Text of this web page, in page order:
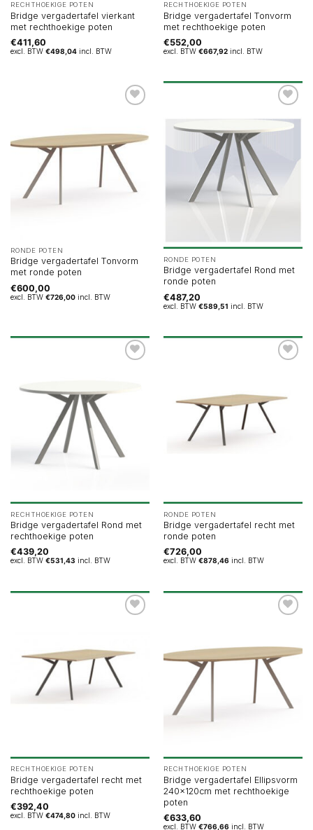
RECHTHOEKIGE POTEN
Bridge vergadertafel vierkant
met rechthoekige poten
€411,60
excl. BTW €498,04incl. BTW
RECHTHOEKIGE POTEN
Bridge vergadertafel Tonvorm
met rechthoekige poten
€552,00
excl. BTW €667,92incl. BTW
RONDE POTEN
Bridge vergadertafel Tonvorm
met ronde poten
€600,00
excl. BTW €726,00incl. BTW
RONDE POTEN
Bridge vergadertafel Rond met
ronde poten
€487,20
excl. BTW €589,51 incl. BTW
RECHTHOEKIGE POTEN
Bridge vergadertafel Rond met
rechthoekige poten
€439,20
excl. BTW €531,43 incl. BTW
RONDE POTEN
Bridge vergadertafel recht met
ronde poten
€726,00
excl. BTW €878,46incl. BTW
RECHTHOEKIGE POTEN
Bridge vergadertafel recht met
rechthoekige poten
€392,40
excl. BTW €474,80incl. BTW
RECHTHOEKIGE POTEN
Bridge vergadertafel Ellipsvorm
240x120cm met rechthoekige
poten
€633,60
excl. BTW €766,66incl. BTW